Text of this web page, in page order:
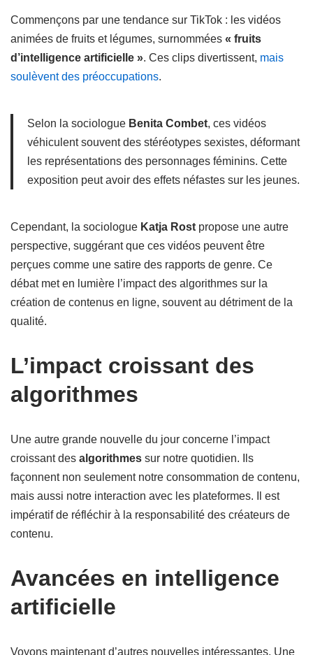
Commençons par une tendance sur TikTok : les vidéos
animées de fruits et légumes, surnommées « fruits
d’intelligence artificielle ». Ces clips divertissent, mais
soulèvent des préoccupations.
Selon la sociologue Benita Combet, ces vidéos
véhiculent souvent des stéréotypes sexistes, déformant
les représentations des personnages féminins. Cette
exposition peut avoir des effets néfastes sur les jeunes.
Cependant, la sociologue Katja Rost propose une autre
perspective, suggérant que ces vidéos peuvent être
perçues comme une satire des rapports de genre. Ce
débat met en lumière l’impact des algorithmes sur la
création de contenus en ligne, souvent au détriment de la
qualité.
L’impact croissant des
algorithmes
Une autre grande nouvelle du jour concerne l’impact
croissant des algorithmes sur notre quotidien. Ils
façonnent non seulement notre consommation de contenu,
mais aussi notre interaction avec les plateformes. Il est
impératif de réfléchir à la responsabilité des créateurs de
contenu.
Avancées en intelligence
artificielle
Voyons maintenant d’autres nouvelles intéressantes. Une